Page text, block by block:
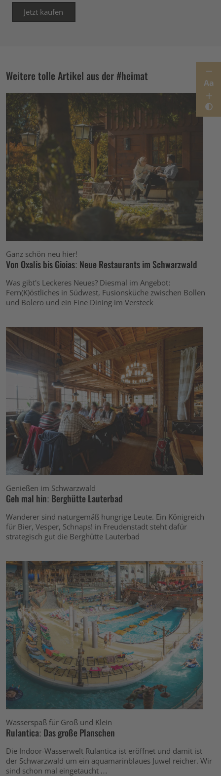
Aa
Jetzt kaufen
Weitere tolle Artikel aus der #heimat
Ganz schön neu hier!
Von Oxalis bis Gioias: Neue Restaurants im Schwarzwald
Was gibt's Leckeres Neues? Diesmal im Angebot:
Fern(K)östliches in Südwest, Fusionsküche zwischen Bollen
und Bolero und ein Fine Dining im Versteck
Genießen im Schwarzwald
Geh mal hin: Berghütte Lauterbad
Wanderer sind naturgemäß hungrige Leute. Ein Königreich
für Bier, Vesper, Schnaps! in Freudenstadt steht dafür
strategisch gut die Berghütte Lauterbad
Wasserspaß für Groß und Klein
Rulantica: Das große Planschen
Die Indoor-Wasserwelt Rulantica ist eröffnet und damit ist
der Schwarzwald um ein aquamarinblaues Juwel reicher. Wir
sind schon mal eingetaucht …